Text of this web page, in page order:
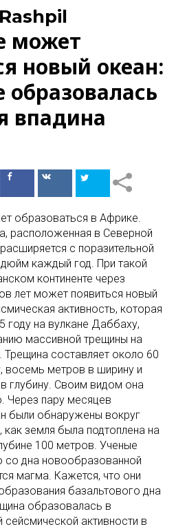
Rashpil
может
новый океан:
впадина
ПоделитьсяПоделиться
образоваться в Африке.
расположенная в Северной
с поразительной
каждый год. При такой
континенте через
лет может появиться новый
активность, которая
году на вулкане Даббаху,
массивной трещины на
Трещина составляет около 60
восемь метров в ширину и
глубину. Своим видом она
Через пару месяцев
были обнаружены вокруг
как земля была подтоплена на
100 метров. Ученые
со дна новообразованной
магма. Кажется, что они
базальтового дна
образовалась в
сейсмической активности в